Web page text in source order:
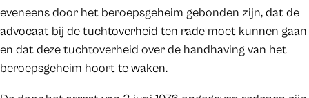
eveneens door het beroepsgeheim gebonden zijn, dat de
advocaat bij de tuchtoverheid ten rade moet kunnen gaan
en dat deze tuchtoverheid over de handhaving van het
beroepsgeheim hoort te waken.